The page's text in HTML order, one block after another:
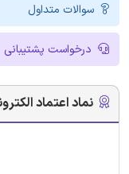
سوالات متداول
درخواست پشتیبانی
نماد اعتماد